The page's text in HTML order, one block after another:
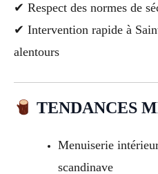
✔ Respect des normes de
✔ Intervention rapide à
alentours
TENDANCES
Menuiserie
scandinave